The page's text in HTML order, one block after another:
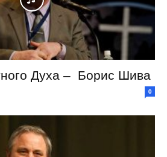
Духа – Борис Шива
0